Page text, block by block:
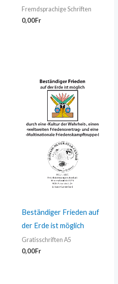
Fremdsprachige Schriften
0,00Fr
Beständiger Frieden auf
der Erde ist möglich
Gratisschriften A5
0,00Fr